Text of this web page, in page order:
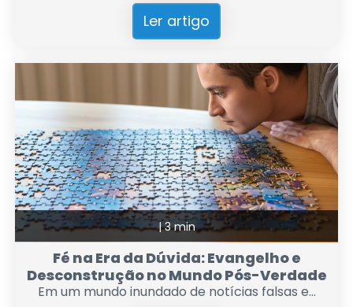
Ler artigo
|3 min
Fé na Era da Dúvida: Evangelho e
Desconstrução no Mundo Pós-Verdade
Em um mundo inundado de notícias falsas e...